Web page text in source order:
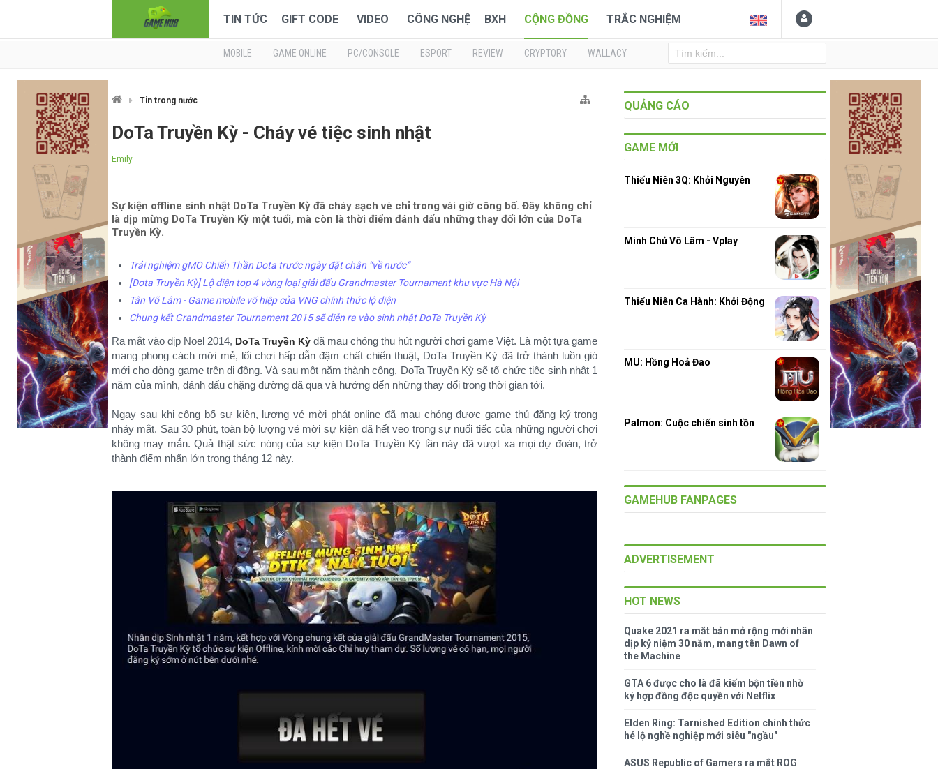
TIN TỨC GIFT CODE VIDEO CÔNG NGHỆ BXH CỘNG ĐỒNG TRẮC NGHIỆM
MOBILE GAME ONLINE PC/CONSOLE ESPORT REVIEW CRYPTORY WALLACY
Tin trong nước
DoTa Truyền Kỳ - Cháy vé tiệc sinh nhật
Emily
Sự kiện offline sinh nhật DoTa Truyền Kỳ đã cháy sạch vé chỉ trong vài giờ công bố. Đây không chỉ
là dịp mừng DoTa Truyền Kỳ một tuổi, mà còn là thời điểm đánh dấu những thay đổi lớn của DoTa
Truyền Kỳ.
Trải nghiệm gMO Chiến Thần Dota trước ngày đặt chân “về nước”
[Dota Truyền Kỳ] Lộ diện top 4 vòng loại giải đấu Grandmaster Tournament khu vực Hà Nội
Tân Võ Lâm - Game mobile võ hiệp của VNG chính thức lộ diện
Chung kết Grandmaster Tournament 2015 sẽ diễn ra vào sinh nhật DoTa Truyền Kỳ
Ra mắt vào dịp Noel 2014, DoTa Truyền Kỳ đã mau chóng thu hút người chơi game Việt. Là một tựa game
mang phong cách mới mẻ, lối chơi hấp dẫn đậm chất chiến thuật, DoTa Truyền Kỳ đã trở thành luồn gió
mới cho dòng game trên di động. Và sau một năm thành công, DoTa Truyền Kỳ sẽ tổ chức tiệc sinh nhật 1
năm của mình, đánh dấu chặng đường đã qua và hướng đến những thay đổi trong thời gian tới.
Ngay sau khi công bố sự kiện, lượng vé mời phát online đã mau chóng được game thủ đăng ký trong
nháy mắt. Sau 30 phút, toàn bộ lượng vé mời sự kiện đã hết veo trong sự nuối tiếc của những người chơi
không may mắn. Quả thật sức nóng của sự kiện DoTa Truyền Kỳ lần này đã vượt xa mọi dự đoán, trở
thành điểm nhấn lớn trong tháng 12 này.
QUẢNG CÁO
GAME MỚI
Thiếu Niên 3Q: Khởi Nguyên
Minh Chủ Võ Lâm - Vplay
Thiếu Niên Ca Hành: Khởi Động
MU: Hồng Hoả Đao
Palmon: Cuộc chiến sinh tồn
GAMEHUB FANPAGES
ADVERTISEMENT
HOT NEWS
Quake 2021 ra mắt bản mở rộng mới nhân
dịp kỷ niệm 30 năm, mang tên Dawn of
the Machine
GTA 6 được cho là đã kiếm bộn tiền nhờ
ký hợp đồng độc quyền với Netflix
Elden Ring: Tarnished Edition chính thức
hé lộ nghề nghiệp mới siêu "ngầu"
ASUS Republic of Gamers ra mắt ROG